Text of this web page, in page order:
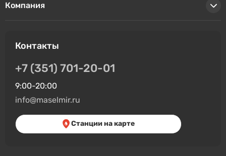
Компания
Контакты
+7 (351) 701-20-01
9:00-20:00
info@maselmir.ru
Станции на карте